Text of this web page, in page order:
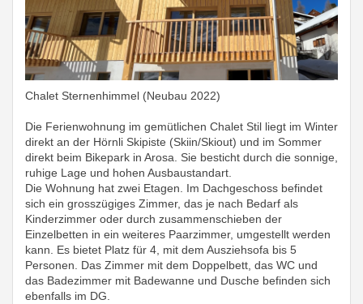
Chalet Sternenhimmel (Neubau 2022)
Die Ferienwohnung im gemütlichen Chalet Stil liegt im Winter
direkt an der Hörnli Skipiste (Skiin/Skiout) und im Sommer
direkt beim Bikepark in Arosa. Sie besticht durch die sonnige,
ruhige Lage und hohen Ausbaustandart.
Die Wohnung hat zwei Etagen. Im Dachgeschoss befindet
sich ein grosszügiges Zimmer, das je nach Bedarf als
Kinderzimmer oder durch zusammenschieben der
Einzelbetten in ein weiteres Paarzimmer, umgestellt werden
kann. Es bietet Platz für 4, mit dem Ausziehsofa bis 5
Personen. Das Zimmer mit dem Doppelbett, das WC und
das Badezimmer mit Badewanne und Dusche befinden sich
ebenfalls im DG.